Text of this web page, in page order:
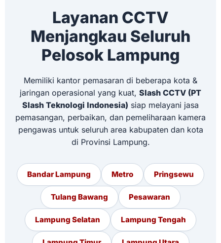
Layanan CCTV
Menjangkau Seluruh
Pelosok Lampung
Memiliki kantor pemasaran di beberapa kota &
jaringan operasional yang kuat, Slash CCTV (PT
Slash Teknologi Indonesia) siap melayani jasa
pemasangan, perbaikan, dan pemeliharaan kamera
pengawas untuk seluruh area kabupaten dan kota
di Provinsi Lampung.
Bandar Lampung Metro Pringsewu
Tulang Bawang Pesawaran
Lampung Selatan Lampung Tengah